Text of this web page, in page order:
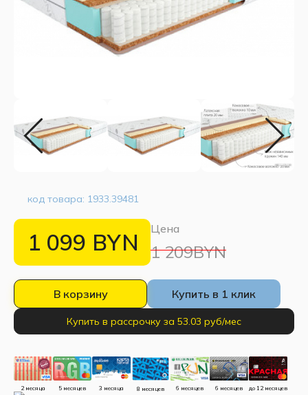
код товара: 1933.39481
1 099 BYN Цена
1 209BYN
В корзину Купить в 1 клик
Купить в рассрочку за 53.03 руб/мес
2 месяца 5 месяцев 3 месяца 8 месяцев 6 месяцев 6 месяцев до 12 месяцев